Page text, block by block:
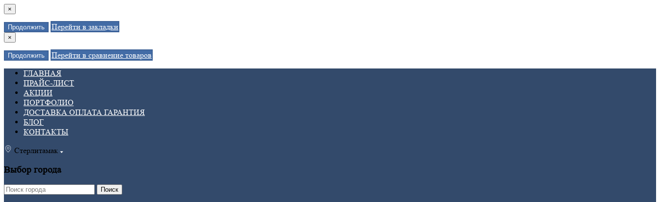
×
Продолжить Перейти в закладки
×
Продолжить
Перейти в сравнение товаров
ГЛАВНАЯ
ПРАЙС-ЛИСТ
АКЦИИ
ПОРТФОЛИО
ДОСТАВКА ОПЛАТА ГАРАНТИЯ
БЛОГ
КОНТАКТЫ
Стерлитамак
Выбор города
Поиск